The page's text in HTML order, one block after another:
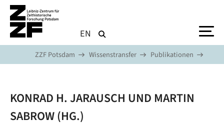
Direkt zum Inhalt
EN
ZZF Potsdam Wissenstransfer Publikationen
KONRAD H. JARAUSCH UND MARTIN
SABROW (HG.)